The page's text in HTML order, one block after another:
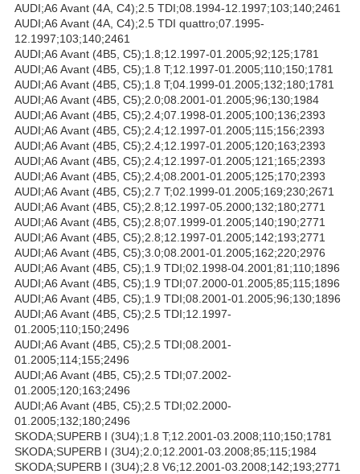
AUDI;A6 Avant (4A, C4);2.5 TDI;08.1994-12.1997;103;140;2461
AUDI;A6 Avant (4A, C4);2.5 TDI quattro;07.1995-
12.1997;103;140;2461
AUDI;A6 Avant (4B5, C5);1.8;12.1997-01.2005;92;125;1781
AUDI;A6 Avant (4B5, C5);1.8 T;12.1997-01.2005;110;150;1781
AUDI;A6 Avant (4B5, C5);1.8 T;04.1999-01.2005;132;180;1781
AUDI;A6 Avant (4B5, C5);2.0;08.2001-01.2005;96;130;1984
AUDI;A6 Avant (4B5, C5);2.4;07.1998-01.2005;100;136;2393
AUDI;A6 Avant (4B5, C5);2.4;12.1997-01.2005;115;156;2393
AUDI;A6 Avant (4B5, C5);2.4;12.1997-01.2005;120;163;2393
AUDI;A6 Avant (4B5, C5);2.4;12.1997-01.2005;121;165;2393
AUDI;A6 Avant (4B5, C5);2.4;08.2001-01.2005;125;170;2393
AUDI;A6 Avant (4B5, C5);2.7 T;02.1999-01.2005;169;230;2671
AUDI;A6 Avant (4B5, C5);2.8;12.1997-05.2000;132;180;2771
AUDI;A6 Avant (4B5, C5);2.8;07.1999-01.2005;140;190;2771
AUDI;A6 Avant (4B5, C5);2.8;12.1997-01.2005;142;193;2771
AUDI;A6 Avant (4B5, C5);3.0;08.2001-01.2005;162;220;2976
AUDI;A6 Avant (4B5, C5);1.9 TDI;02.1998-04.2001;81;110;1896
AUDI;A6 Avant (4B5, C5);1.9 TDI;07.2000-01.2005;85;115;1896
AUDI;A6 Avant (4B5, C5);1.9 TDI;08.2001-01.2005;96;130;1896
AUDI;A6 Avant (4B5, C5);2.5 TDI;12.1997-
01.2005;110;150;2496
AUDI;A6 Avant (4B5, C5);2.5 TDI;08.2001-
01.2005;114;155;2496
AUDI;A6 Avant (4B5, C5);2.5 TDI;07.2002-
01.2005;120;163;2496
AUDI;A6 Avant (4B5, C5);2.5 TDI;02.2000-
01.2005;132;180;2496
SKODA;SUPERB I (3U4);1.8 T;12.2001-03.2008;110;150;1781
SKODA;SUPERB I (3U4);2.0;12.2001-03.2008;85;115;1984
SKODA;SUPERB I (3U4);2.8 V6;12.2001-03.2008;142;193;2771